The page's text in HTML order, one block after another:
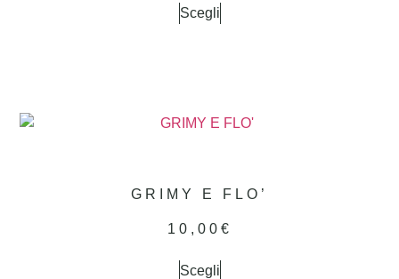
Scegli
GRIMY E FLO’
10,00 €
Scegli